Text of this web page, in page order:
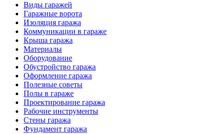
Виды гаражей
Гаражные ворота
Изоляция гаража
Коммуникации в гараже
Крыша гаража
Материалы
Оборудование
Обустройство гаража
Оформление гаража
Полезные советы
Полы в гараже
Проектирование гаража
Рабочие инструменты
Стены гаража
Фундамент гаража